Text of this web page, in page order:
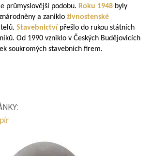
průmyslovější podobu. Roku 1948 byly
a zaniklo živnostenské
Stavebnictví přešlo do rukou státních
Od 1990 vzniklo v Českých Budějovicích
soukromých stavebních firem.